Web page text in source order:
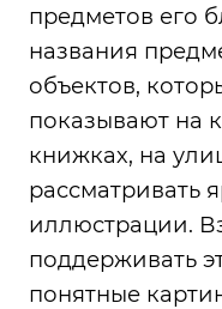
предметов его
названия
объектов,
показывают на
книжках, на
рассматривать
иллюстрации.
поддерживать
понятные